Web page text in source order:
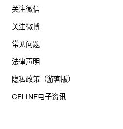
关注微信
关注微博
常见问题
法律声明
隐私政策（游客版）
CELINE电子资讯